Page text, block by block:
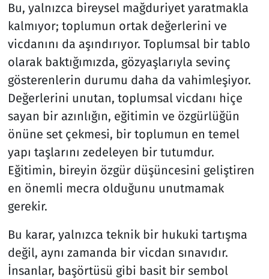
Bu, yalnızca bireysel mağduriyet yaratmakla
kalmıyor; toplumun ortak değerlerini ve
vicdanını da aşındırıyor. Toplumsal bir tablo
olarak baktığımızda, gözyaşlarıyla sevinç
gösterenlerin durumu daha da vahimleşiyor.
Değerlerini unutan, toplumsal vicdanı hiçe
sayan bir azınlığın, eğitimin ve özgürlüğün
önüne set çekmesi, bir toplumun en temel
yapı taşlarını zedeleyen bir tutumdur.
Eğitimin, bireyin özgür düşüncesini geliştiren
en önemli mecra olduğunu unutmamak
gerekir.
Bu karar, yalnızca teknik bir hukuki tartışma
değil, aynı zamanda bir vicdan sınavıdır.
İnsanlar, başörtüsü gibi basit bir sembol